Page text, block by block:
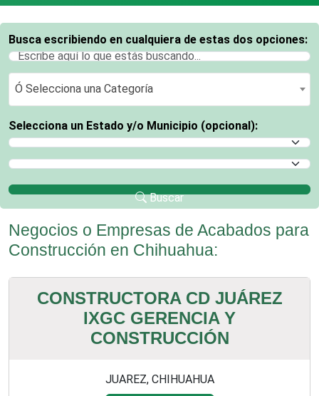
Busca escribiendo en cualquiera de estas dos opciones:
Ó Selecciona una Categoría
Ó Selecciona una Categoría
Selecciona un Estado y/o Municipio (opcional):
Selecciona un Estado
Selecciona un Municipio
Buscar
Negocios o Empresas de Acabados para
Construcción en Chihuahua:
CONSTRUCTORA CD JUÁREZ
IXGC GERENCIA Y
CONSTRUCCIÓN
JUAREZ, CHIHUAHUA